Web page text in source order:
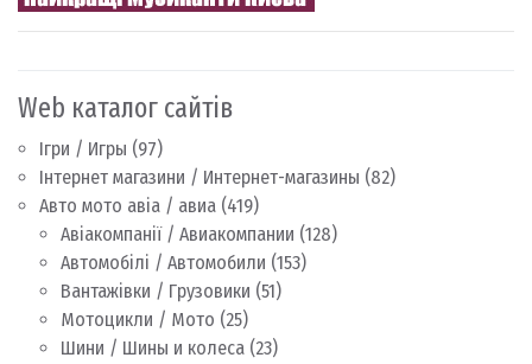
Web каталог сайтів
Ігри / Игры (97)
Інтернет магазини / Интернет-магазины (82)
Авто мото авіа / авиа (419)
Авіакомпанії / Авиакомпании (128)
Автомобілі / Автомобили (153)
Вантажівки / Грузовики (51)
Мотоцикли / Мото (25)
Шини / Шины и колеса (23)